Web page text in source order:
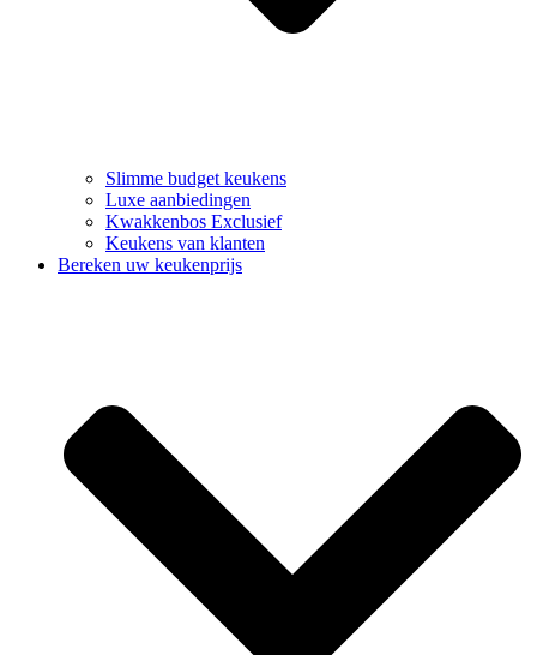
Slimme budget keukens
Luxe aanbiedingen
Kwakkenbos Exclusief
Keukens van klanten
Bereken uw keukenprijs